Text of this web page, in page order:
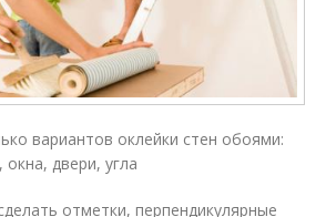
вариантов оклейки стен обоями:
двери, угла
отметки, перпендикулярные